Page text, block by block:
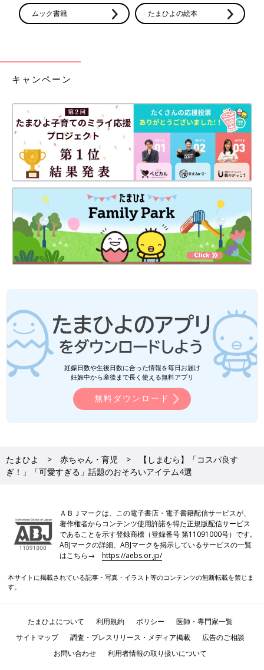
ムック書籍 たまひよの絵本
キャンペーン
妊娠日数や生後日数に合った情報を毎日お届け
妊娠中から産後まで長く使える無料アプリ
無料ダウンロード
たまひよ 赤ちゃん・育児
【しまむら】「コスパ良す
ぎ！」「可愛すぎる」話題のおそろいアイテム4選
ＡＢＪマークは、この電子書店・電子書籍配信サービスが、
著作権者からコンテンツ使用許諾を得た正規版配信サービス
であることを示す登録商標（登録番号 第11091000号）です。
ABJマークの詳細、ABJマークを掲示しているサービスの一覧
はこちら→https://aebs.or.jp/
本サイトに掲載されている記事・写真・イラスト等のコンテンツの無断転載を禁じま
す。
たまひよについて 利用規約 ポリシー
医師・専門家一覧
サイトマップ
調査・プレスリリース・メディア掲載
広告のご相談
お問い合わせ
利用者情報の取り扱いについて